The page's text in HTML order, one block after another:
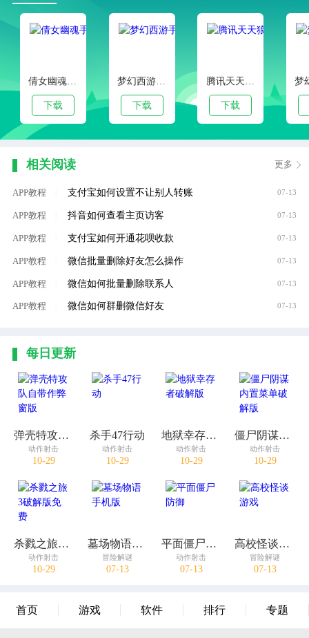
倩女幽魂手游官服版本
下载
梦幻西游手游客户端下载
下载
腾讯天天狼人杀官方安卓版
下载
相关阅读 更多
APP教程 支付宝如何设置不让别人转账 07-13
APP教程 抖音如何查看主页访客 07-13
APP教程 支付宝如何开通花呗收款 07-13
APP教程 微信批量删除好友怎么操作 07-13
APP教程 微信如何批量删除联系人 07-13
APP教程 微信如何群删微信好友 07-13
每日更新
弹壳特攻队自带作弊窗版
动作射击
10-29
杀手47行动
动作射击
10-29
地狱幸存者破解版
动作射击
10-29
僵尸阴谋内置菜单破解版
动作射击
10-29
杀戮之旅3破解版免费
动作射击
10-29
墓场物语手机版
冒险解谜
07-13
平面僵尸防御
动作射击
07-13
高校怪谈游戏
冒险解谜
07-13
首页 游戏 软件 排行 专题